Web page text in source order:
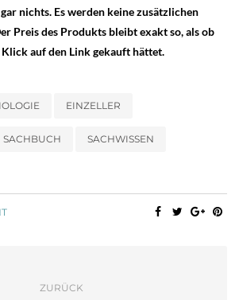
nichts. Es werden keine zusätzlichen
Preis des Produkts bleibt exakt so, als ob
auf den Link gekauft hättet.
EINZELLER
SACHBUCH SACHWISSEN
ZURÜCK